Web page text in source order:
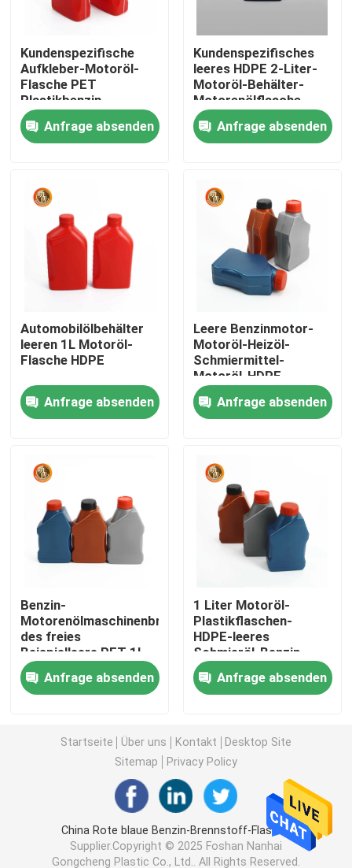
Startseite
Produkte
VR Show
Über uns
Qualitätskontrolle
Kontakt
Plastiktablettenfläschchen
Plastikpressungs-Soßen-Flasche
Waschmittel-Flasche
Schädlingsbekämpfungsmittel, die Flaschen verpacken
Plastikflaschenkapsel
Plastikflaschen-Vorformling
Plastikwürzflaschen
Kundenspezifische
Aufkleber-Motoröl-
Flasche PET
Plastikbenzin-
Schmiermittel-
FlascheAnfrage absenden
Kundenspezifisches
leeres HDPE 2-Liter-
Motoröl-Behälter-
Motorenölflasche
Anfrage absenden
Automobilölbehälter
leeren 1L Motoröl-
Flasche HDPE
Anfrage absenden
Leere Benzinmotor-
Motoröl-Heizöl-
Schmiermittel-
Motoröl-HDPE-
Kunststoffflasche
Anfrage absenden
Benzin-
Motorenölmaschinenbrennölhdpeschmiermittelflasche
des freies
Beispielleere PET 1l
Anfrage absenden
1 Liter Motoröl-
Plastikflaschen-
HDPE-leeres
Schmieröl-Benzin
Plastikflasche
Anfrage absenden
Startseite Über uns Kontakt
Desktop Site
Sitemap
Privacy Policy
China Rote blaue Benzin-Brennstoff-Flasche
Supplier.Copyright © 2025 Foshan Nanhai
Gongcheng Plastic Co., Ltd.. All Rights Reserved.